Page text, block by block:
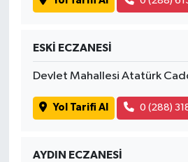
ESKİ ECZANESİ
Devlet Mahallesi Atatürk
Yol Tarifi Al 0 (288)
AYDIN ECZANESİ